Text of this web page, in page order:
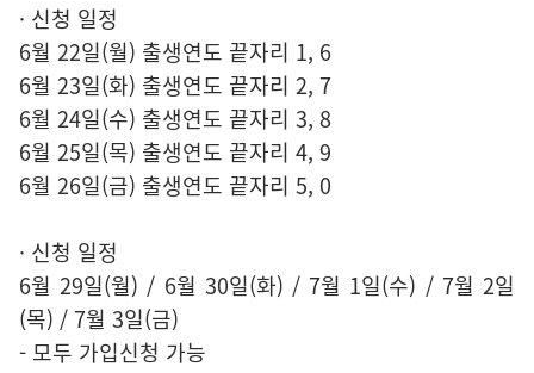
· 신청 일정
6월 22일(월) 출생연도 끝자리 1, 6
6월 23일(화) 출생연도 끝자리 2, 7
6월 24일(수) 출생연도 끝자리 3, 8
6월 25일(목) 출생연도 끝자리 4, 9
6월 26일(금) 출생연도 끝자리 5, 0
· 신청 일정
6월 29일(월) / 6월 30일(화) / 7월 1일(수) / 7월 2일
(목) / 7월 3일(금)
- 모두 가입신청 가능